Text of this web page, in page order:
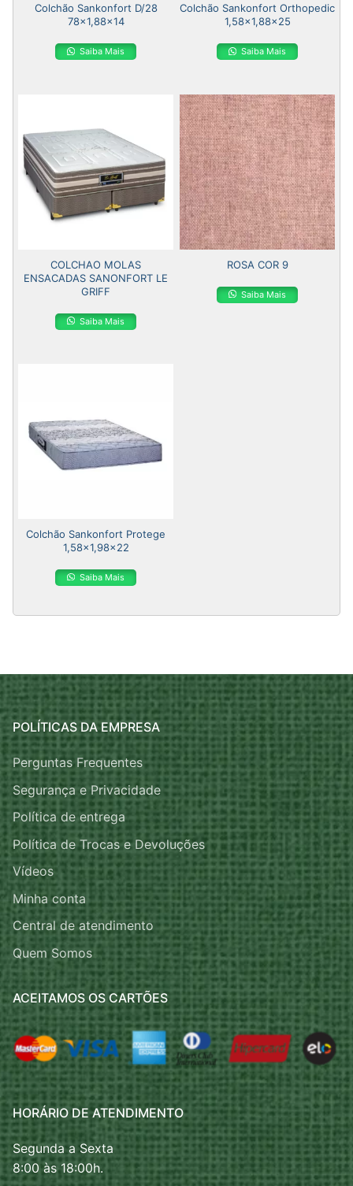
Colchão Sankonfort D/28
78×1,88×14
Saiba Mais
Colchão Sankonfort Orthopedic
1,58×1,88×25
Saiba Mais
COLCHAO MOLAS
ENSACADAS SANONFORT LE
GRIFF
Saiba Mais
ROSA COR 9
Saiba Mais
Colchão Sankonfort Protege
1,58×1,98×22
Saiba Mais
POLÍTICAS DA EMPRESA
Perguntas Frequentes
Segurança e Privacidade
Política de entrega
Política de Trocas e Devoluções
Vídeos
Minha conta
Central de atendimento
Quem Somos
ACEITAMOS OS CARTÕES
HORÁRIO DE ATENDIMENTO
Segunda a Sexta
8:00 às 18:00h.